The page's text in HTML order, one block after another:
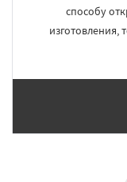
способу
изготовления,